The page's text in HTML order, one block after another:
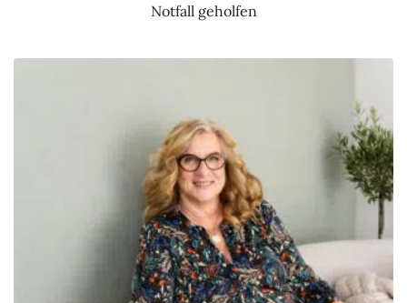
Notfall geholfen